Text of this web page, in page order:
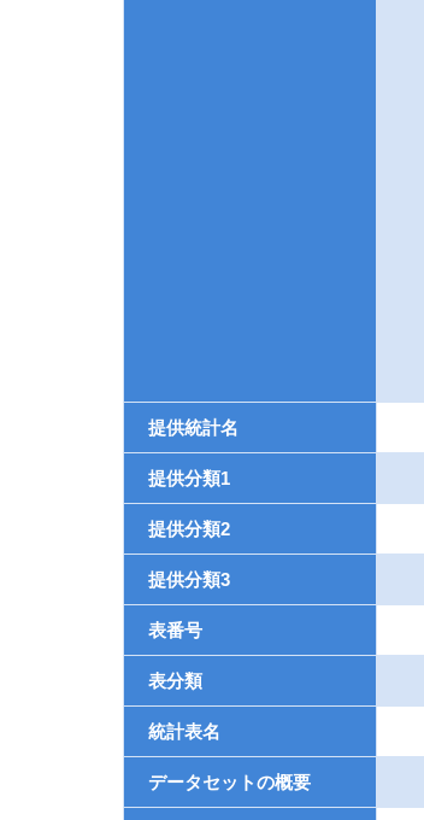
提供統計名
提供分類1
提供分類2
提供分類3
表番号
表分類
統計表名
データセットの概要